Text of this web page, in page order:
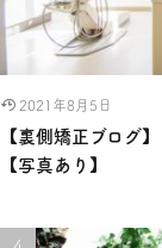
2021年8月5日
【裏側矯正ブログ
【写真あり】